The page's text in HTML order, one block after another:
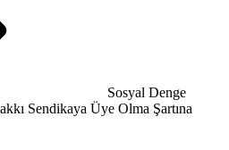
Sosyal Denge
Sendikaya Üye Olma Şartına